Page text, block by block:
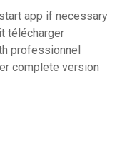
app if necessary
télécharger
professionnel
complete version